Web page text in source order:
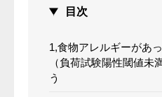
目次
1,食物アレルギーがあ
（負荷試験陽性閾値未
う